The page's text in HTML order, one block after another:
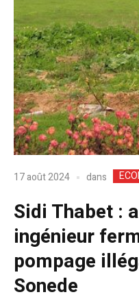
17 août 2024 dans
Sidi Thabet :
ingénieur
pompage
Sonede